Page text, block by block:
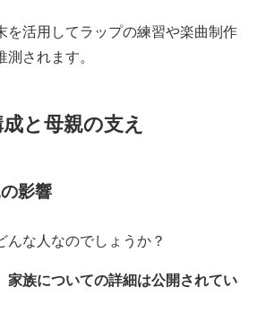
を活用してラップの練習や楽曲制作
されます。
と母親の支え
影響
んな人なのでしょうか？
家族についての詳細は公開されてい